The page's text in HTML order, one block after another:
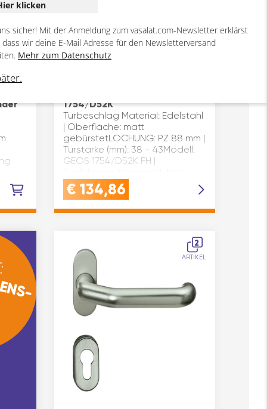
Für
1754/D52K
Türbeschlag Material: Edelstahl
| Oberfläche: matt
gebürstetLOCHUNG: PZ 88 mm |
Türstärke (mm): 38 - 43Modell:
GEOS 1754/D52K FH |
drehbar,
kugelgelagertVierkantst…
€ 134,86
2
ARTIKEL
klicken
sicher! Mit der Anmeldung zum vasalat.com-Newsletter erklärst
wir deine E-Mail Adresse für den Newsletterversand
Mehr zum Datenschutz